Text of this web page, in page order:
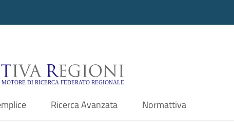
Regioni - Motore di
Ricerca Avanzata Normattiva